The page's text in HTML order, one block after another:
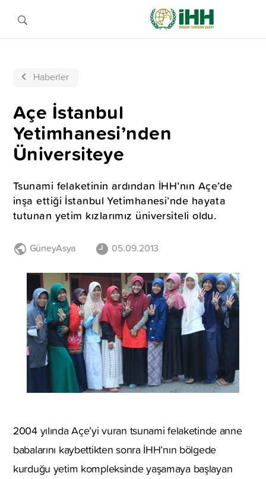
Haberler
Açe İstanbul
Yetimhanesi’nden
Üniversiteye
Tsunami felaketinin ardından İHH’nın Açe’de
inşa ettiği İstanbul Yetimhanesi’nde hayata
tutunan yetim kızlarımız üniversiteli oldu.
GüneyAsya 05.09.2013
2004 yılında Açe’yi vuran tsunami felaketinde anne
babalarını kaybettikten sonra İHH’nın bölgede
kurduğu yetim kompleksinde yaşamaya başlayan